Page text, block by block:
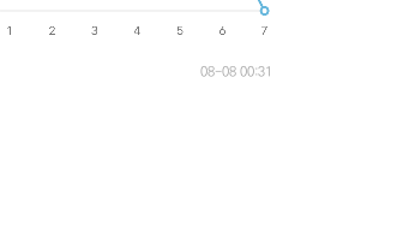
08-08 00:31